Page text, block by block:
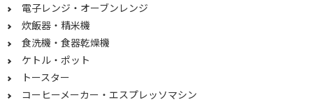
電子レンジ・オーブンレンジ
炊飯器・精米機
食洗機・食器乾燥機
ケトル・ポット
トースター
コーヒーメーカー・エスプレッソマシン
5.5合
1升
2.2升